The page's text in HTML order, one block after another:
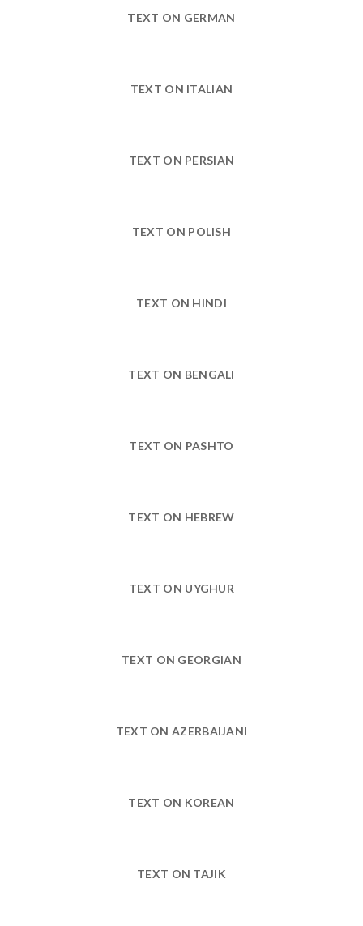
TEXT ON GERMAN
TEXT ON ITALIAN
TEXT ON PERSIAN
TEXT ON POLISH
TEXT ON HINDI
TEXT ON BENGALI
TEXT ON PASHTO
TEXT ON HEBREW
TEXT ON UYGHUR
TEXT ON GEORGIAN
TEXT ON AZERBAIJANI
TEXT ON KOREAN
TEXT ON TAJIK